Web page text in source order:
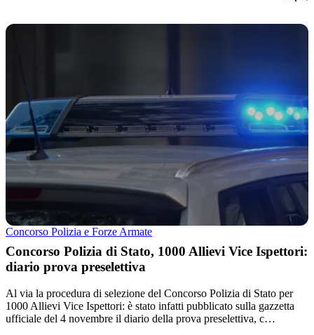
Concorso Polizia e Forze Armate
Concorso Polizia di Stato, 1000 Allievi Vice Ispettori:
diario prova preselettiva
Al via la procedura di selezione del Concorso Polizia di Stato per
1000 Allievi Vice Ispettori: è stato infatti pubblicato sulla gazzetta
ufficiale del 4 novembre il diario della prova preselettiva, c…